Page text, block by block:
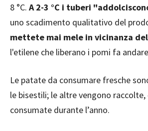
8 °C. A 2-3 °C i tuberi
uno scadimento qualitativo del
mettete mai mele in vicinanza
l'etilene che liberano i pomi fa
Le patate da consumare fresche
le bisestili; le altre vengono
consumate durante l’anno.